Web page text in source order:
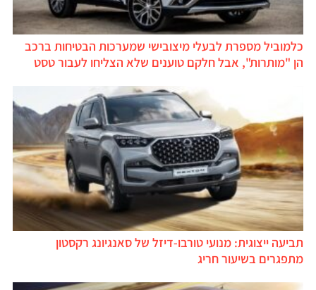
כלמוביל מספרת לבעלי מיצובישי שמערכות הבטיחות ברכב
הן "מותרות", אבל חלקם טוענים שלא הצליחו לעבור טסט
תביעה ייצוגית: מנועי טורבו-דיזל של סאנגיונג רקסטון
מתפגרים בשיעור חריג